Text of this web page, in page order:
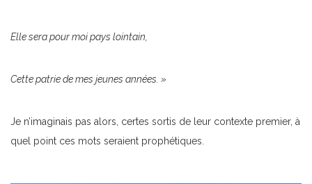
Elle sera pour moi pays lointain,
Cette patrie de mes jeunes années. »
Je n’imaginais pas alors, certes sortis de leur contexte premier, à
quel point ces mots seraient prophétiques.